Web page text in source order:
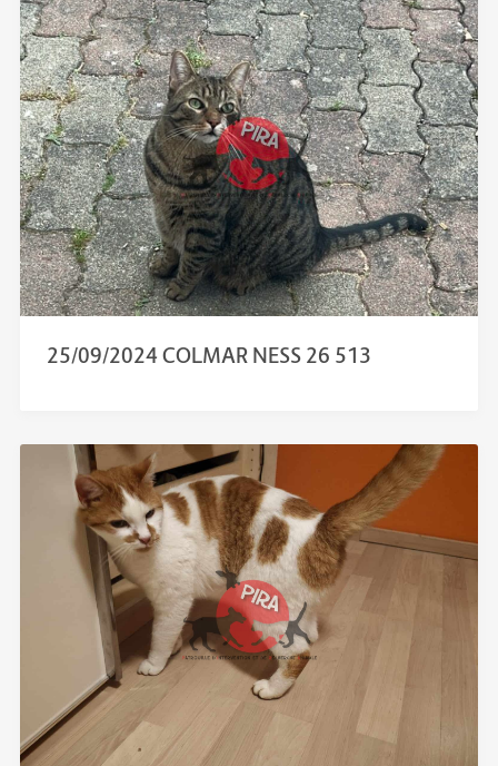
25/09/2024 COLMAR NESS 26 513